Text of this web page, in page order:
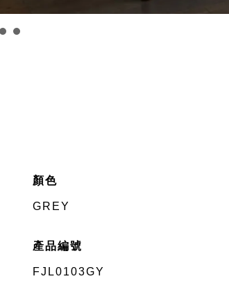
顏色
GREY
產品編號
FJL0103GY